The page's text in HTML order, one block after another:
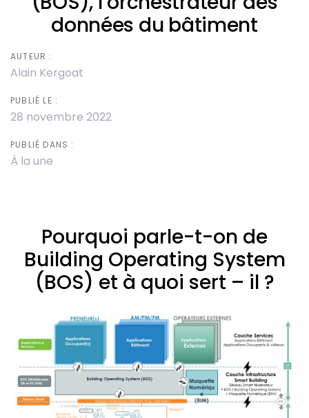
données du bâtiment
AUTEUR :
Alain Kergoat
PUBLIÉ LE :
28 novembre 2022
PUBLIÉ DANS :
À la une
Pourquoi parle-t-on de
Building Operating System
(BOS) et à quoi sert – il ?